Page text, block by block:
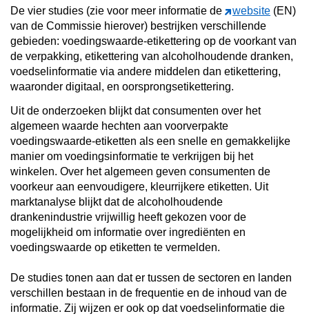
De vier studies (zie voor meer informatie de website (EN)
van de Commissie hierover) bestrijken verschillende
gebieden: voedingswaarde-etikettering op de voorkant van
de verpakking, etikettering van alcoholhoudende dranken,
voedselinformatie via andere middelen dan etikettering,
waaronder digitaal, en oorsprongsetikettering.
Uit de onderzoeken blijkt dat consumenten over het
algemeen waarde hechten aan voorverpakte
voedingswaarde-etiketten als een snelle en gemakkelijke
manier om voedingsinformatie te verkrijgen bij het
winkelen. Over het algemeen geven consumenten de
voorkeur aan eenvoudigere, kleurrijkere etiketten. Uit
marktanalyse blijkt dat de alcoholhoudende
drankenindustrie vrijwillig heeft gekozen voor de
mogelijkheid om informatie over ingrediënten en
voedingswaarde op etiketten te vermelden.
De studies tonen aan dat er tussen de sectoren en landen
verschillen bestaan in de frequentie en de inhoud van de
informatie. Zij wijzen er ook op dat voedselinformatie die